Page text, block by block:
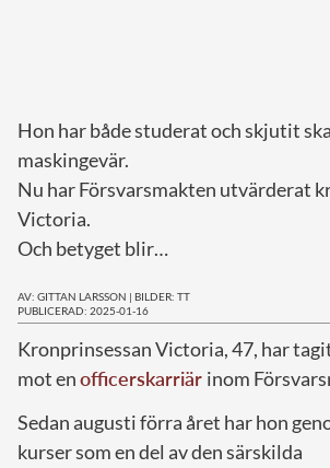
Hon har både studerat och skjutit
maskingevär.
Nu har Försvarsmakten utvärderat
Victoria.
Och betyget blir…
AV: GITTAN LARSSON | BILDER: TT
PUBLICERAD: 2025-01-16
Kronprinsessan Victoria, 47, har
mot enofficerskarriär inom
Sedan augusti förra året har hon
kurser som en del av den särskilda